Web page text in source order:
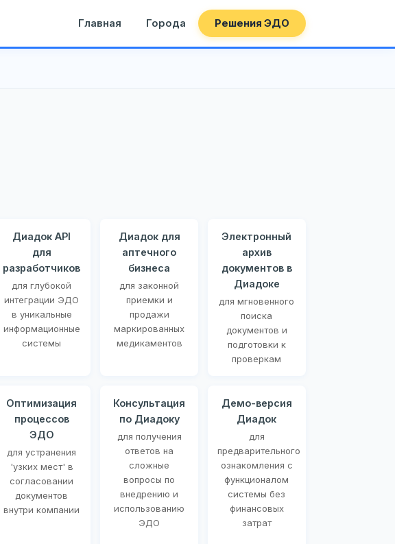
Главная Города Решения ЭДО
Диадок API
для
разработчиков
для глубокой
интеграции ЭДО
в уникальные
информационные
системы
Диадок для
аптечного
бизнеса
для законной
приемки и
продажи
маркированных
медикаментов
Электронный
архив
документов в
Диадоке
для мгновенного
поиска
документов и
подготовки к
проверкам
Оптимизация
процессов
ЭДО
для устранения
'узких мест' в
согласовании
документов
внутри компании
Консультация
по Диадоку
для получения
ответов на
сложные
вопросы по
внедрению и
использованию
ЭДО
Демо-версия
Диадок
для
предварительного
ознакомления с
функционалом
системы без
финансовых
затрат